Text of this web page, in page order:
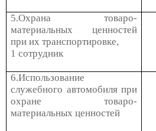
5.Охрана товаро-
материальных ценностей
при их транспортировке,
1 сотрудник
6.Использование
служебного автомобиля при
охране товаро-
материальных ценностей